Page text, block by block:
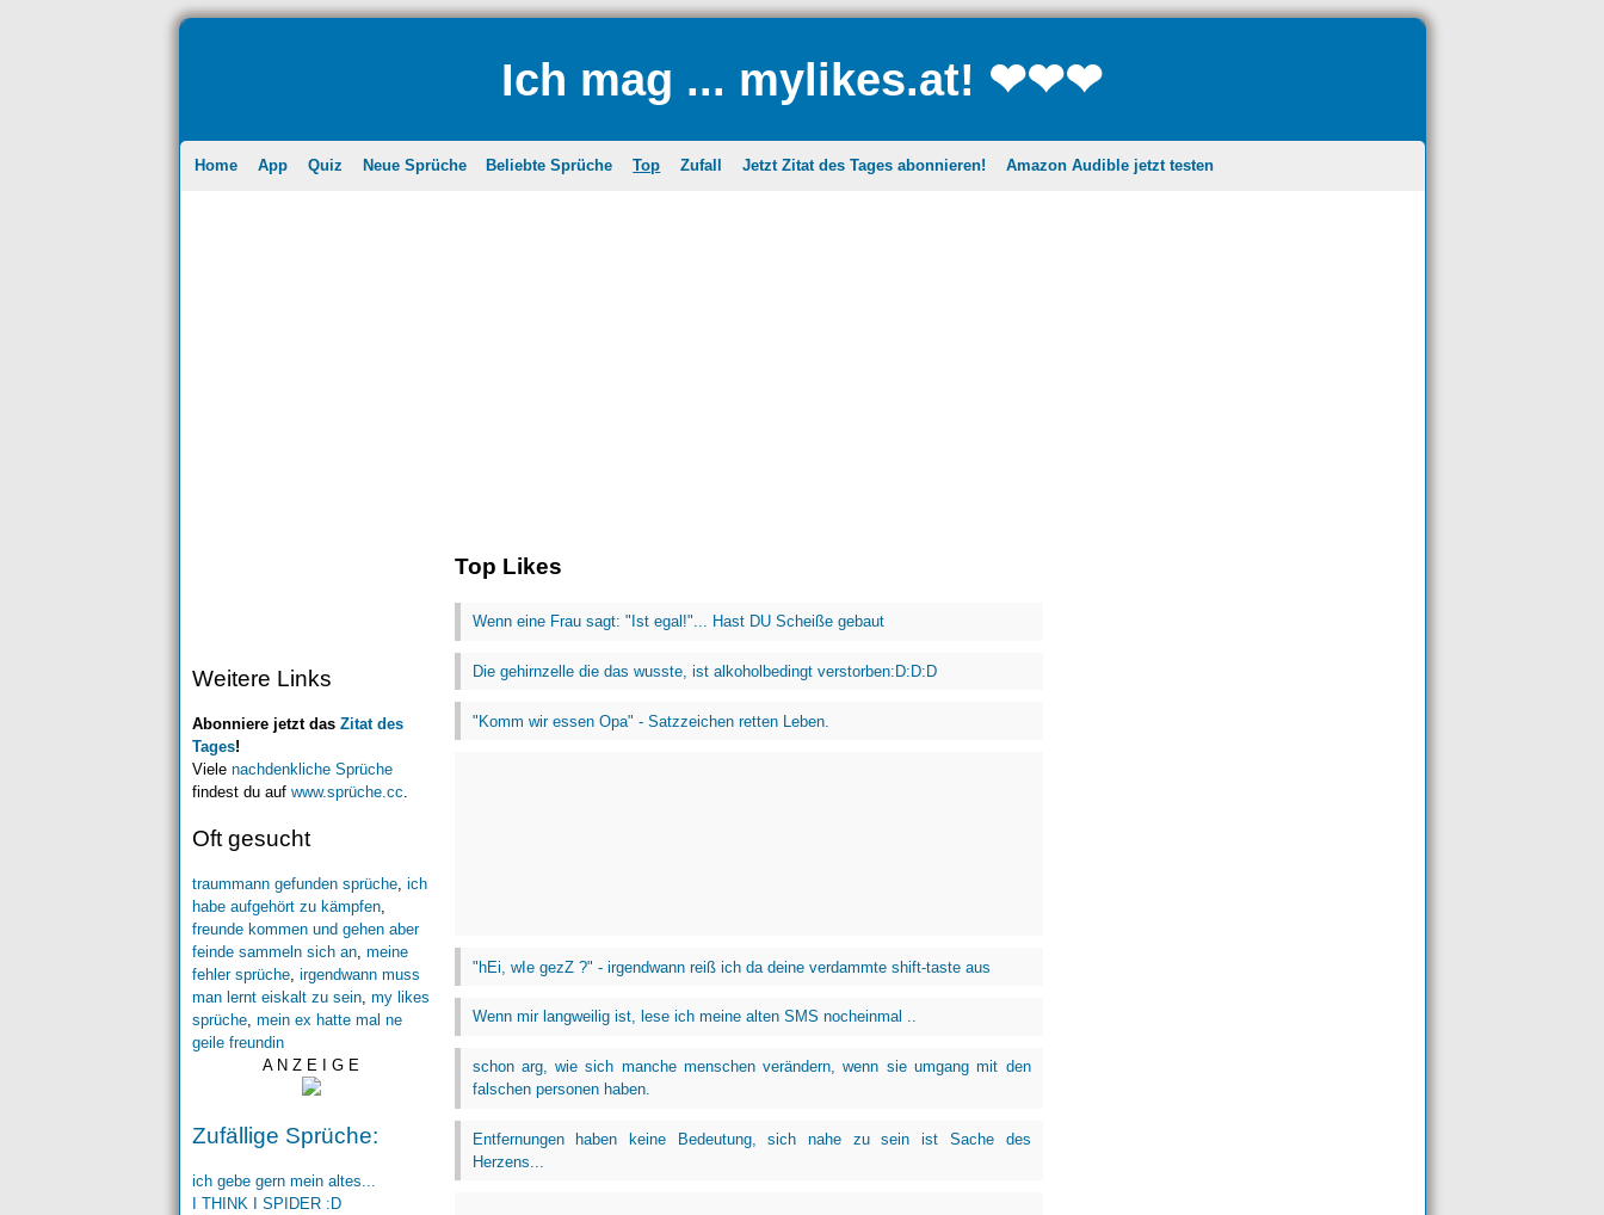
Ich mag ... mylikes.at! ❤❤❤
Home App Quiz Neue Sprüche Beliebte Sprüche Top Zufall Jetzt Zitat des Tages abonnieren! Amazon Audible jetzt testen
Weitere Links
Abonniere jetzt das Zitat des
Tages!
Viele nachdenkliche Sprüche
findest du auf www.sprüche.cc.
Oft gesucht
traummann gefunden sprüche, ich
habe aufgehört zu kämpfen,
freunde kommen und gehen aber
feinde sammeln sich an, meine
fehler sprüche, irgendwann muss
man lernt eiskalt zu sein, my likes
sprüche, mein ex hatte mal ne
geile freundin
A N Z E I G E
Zufällige Sprüche:
ich gebe gern mein altes...
I THINK I SPIDER :D
Top Likes
Wenn eine Frau sagt: "Ist egal!"... Hast DU Scheiße gebaut
Die gehirnzelle die das wusste, ist alkoholbedingt verstorben:D:D:D
"Komm wir essen Opa" - Satzzeichen retten Leben.
"hEi, wIe gezZ ?" - irgendwann reiß ich da deine verdammte shift-taste aus
Wenn mir langweilig ist, lese ich meine alten SMS nocheinmal ..
schon arg, wie sich manche menschen verändern, wenn sie umgang mit den
falschen personen haben.
Entfernungen haben keine Bedeutung, sich nahe zu sein ist Sache des
Herzens...